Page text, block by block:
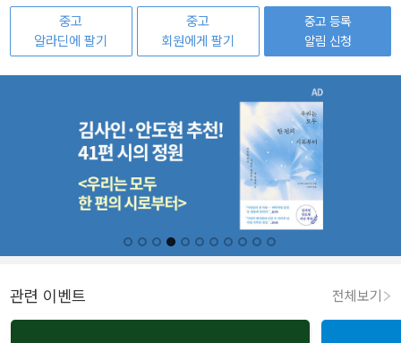
중고
알라딘에 팔기
중고
회원에게 팔기
중고 등록
알림 신청
관련 이벤트 전체보기